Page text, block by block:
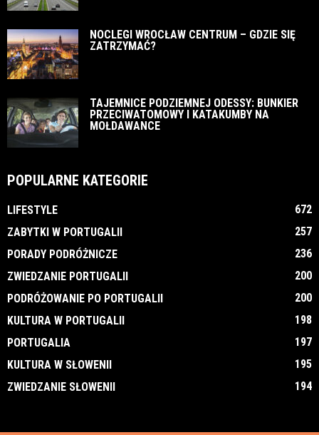
NOCLEGI WROCŁAW CENTRUM – GDZIE SIĘ
ZATRZYMAĆ?
TAJEMNICE PODZIEMNEJ ODESSY: BUNKIER
PRZECIWATOMOWY I KATAKUMBY NA
MOŁDAWANCE
POPULARNE KATEGORIE
LIFESTYLE
672
ZABYTKI W PORTUGALII
257
PORADY PODRÓŻNICZE
236
ZWIEDZANIE PORTUGALII
200
PODRÓŻOWANIE PO PORTUGALII
200
KULTURA W PORTUGALII
198
PORTUGALIA
197
KULTURA W SŁOWENII
195
ZWIEDZANIE SŁOWENII
194